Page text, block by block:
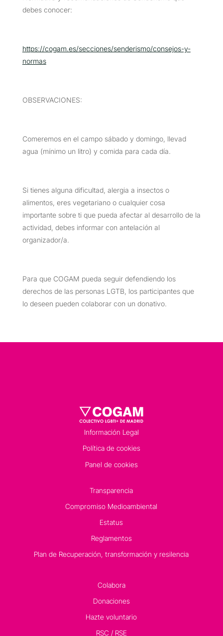
debes conocer:
https://cogam.es/secciones/senderismo/consejos-y-
normas
OBSERVACIONES:
Comeremos en el campo sábado y domingo, llevad
agua (mínimo un litro) y comida para cada día.
Si tienes alguna dificultad, alergia a insectos o
alimentos, eres vegetariano o cualquier cosa
importante sobre ti que pueda afectar al desarrollo de la
actividad, debes informar con antelación al
organizador/a.
Para que COGAM pueda seguir defendiendo los
derechos de las personas LGTB, los participantes que
lo deseen pueden colaborar con un donativo.
Información Legal
Política de cookies
Panel de cookies
Transparencia
Compromiso Medioambiental
Estatus
Reglamentos
Plan de Recuperación, transformación y resilencia
Colabora
Donaciones
Hazte voluntario
RSC / RSE